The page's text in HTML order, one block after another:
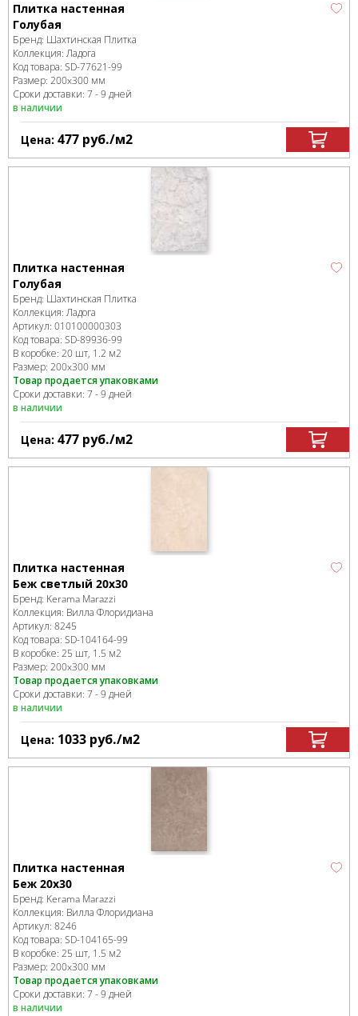
Плитка настенная
Голубая
Бренд: Шахтинская Плитка
Коллекция:Ладога
Код товара: SD-77621-99
Размер: 200x300 мм
Сроки доставки: 7 - 9 дней
в наличии
Цена: 477 руб./м2
Плитка настенная
Голубая
Бренд: Шахтинская Плитка
Коллекция:Ладога
Артикул: 010100000303
Код товара: SD-89936-99
В коробке: 20 шт, 1.2 м2
Размер: 200x300 мм
Товар продается упаковками
Сроки доставки: 7 - 9 дней
в наличии
Цена: 477 руб./м2
Плитка настенная
Беж светлый 20х30
Бренд: Kerama Marazzi
Коллекция: Вилла Флоридиана
Артикул: 8245
Код товара: SD-104164-99
В коробке: 25 шт, 1.5 м2
Размер: 200x300 мм
Товар продается упаковками
Сроки доставки: 7 - 9 дней
в наличии
Цена: 1033 руб./м2
Плитка настенная
Беж 20х30
Бренд: Kerama Marazzi
Коллекция: Вилла Флоридиана
Артикул: 8246
Код товара: SD-104165-99
В коробке: 25 шт, 1.5 м2
Размер: 200x300 мм
Товар продается упаковками
Сроки доставки: 7 - 9 дней
в наличии